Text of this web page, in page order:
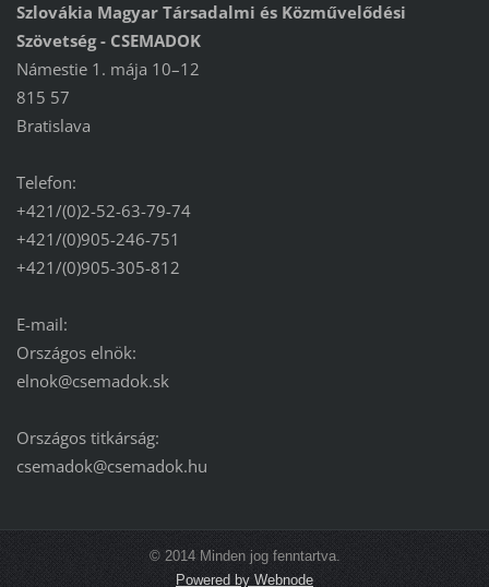
Szlovákia Magyar Társadalmi és Közművelődési
Szövetség - CSEMADOK
Námestie 1. mája 10–12
815 57
Bratislava
Telefon:
+421/(0)2-52-63-79-74
+421/(0)905-246-751
+421/(0)905-305-812
E-mail:
Országos elnök:
elnok@csemadok.sk
Országos titkárság:
csemadok@csemadok.hu
© 2014 Minden jog fenntartva.
Powered by Webnode